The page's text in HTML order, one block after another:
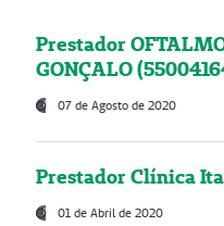
Prestador
GONÇALO
07 de Agosto de 2020
Prestador Clínica
01 de Abril de 2020